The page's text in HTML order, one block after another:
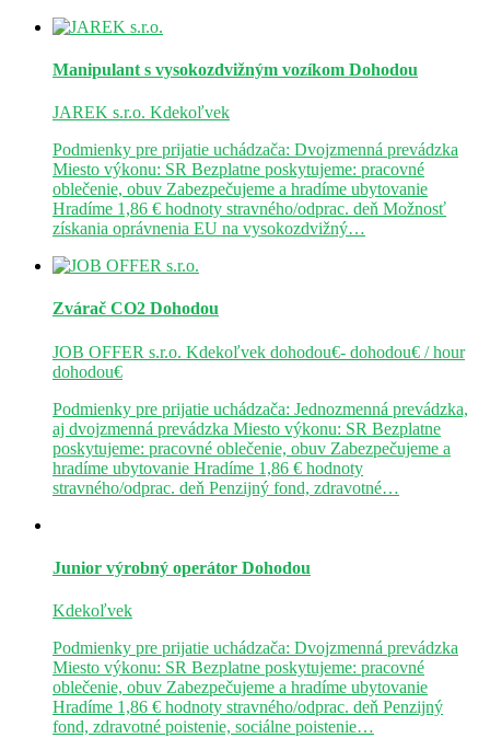
Manipulant s vysokozdvižným vozíkom Dohodou
JAREK s.r.o. Kdekoľvek
Podmienky pre prijatie uchádzača: Dvojzmenná prevádzka
Miesto výkonu: SR Bezplatne poskytujeme: pracovné
oblečenie, obuv Zabezpečujeme a hradíme ubytovanie
Hradíme 1,86 € hodnoty stravného/odprac. deň Možnosť
získania oprávnenia EU na vysokozdvižný…
Zvárač CO2 Dohodou
JOB OFFER s.r.o. Kdekoľvek dohodou€- dohodou€ / hour
dohodou€
Podmienky pre prijatie uchádzača: Jednozmenná prevádzka,
aj dvojzmenná prevádzka Miesto výkonu: SR Bezplatne
poskytujeme: pracovné oblečenie, obuv Zabezpečujeme a
hradíme ubytovanie Hradíme 1,86 € hodnoty
stravného/odprac. deň Penzijný fond, zdravotné…
Junior výrobný operátor Dohodou
Kdekoľvek
Podmienky pre prijatie uchádzača: Dvojzmenná prevádzka
Miesto výkonu: SR Bezplatne poskytujeme: pracovné
oblečenie, obuv Zabezpečujeme a hradíme ubytovanie
Hradíme 1,86 € hodnoty stravného/odprac. deň Penzijný
fond, zdravotné poistenie, sociálne poistenie…